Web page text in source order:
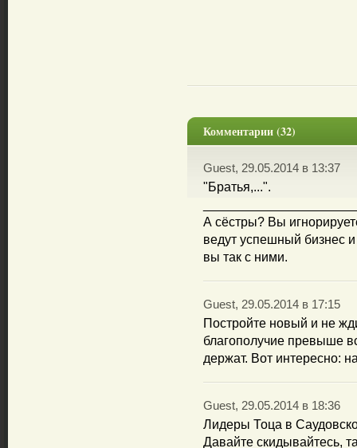
Комментарии (32)
Guest, 29.05.2014 в 13:37
"Братья,...".
А сёстры? Вы
ведут успешный бизнес
вы так с ними.
Guest, 29.05.2014 в 17:15
Постройте новый и не
благополучие превыше
держат. Вот интересно:
Guest, 29.05.2014 в 18:36
Лидеры Тоца в
Давайте скидывайтесь,